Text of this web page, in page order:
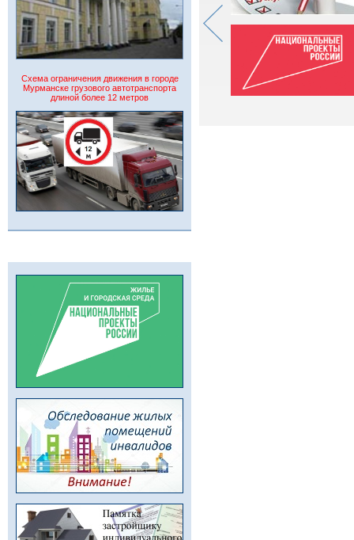
Схема ограничения движения в городе
Мурманске грузового автотранспорта
длиной более 12 метров